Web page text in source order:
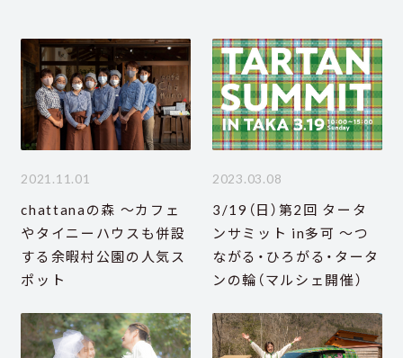
2021.11.01
chattanaの森 ～カフェ
やタイニーハウスも併設
する余暇村公園の人気ス
ポット
2023.03.08
3/19（日）第2回 タータ
ンサミット in多可 ～つ
ながる・ひろがる・タータ
ンの輪（マルシェ開催）